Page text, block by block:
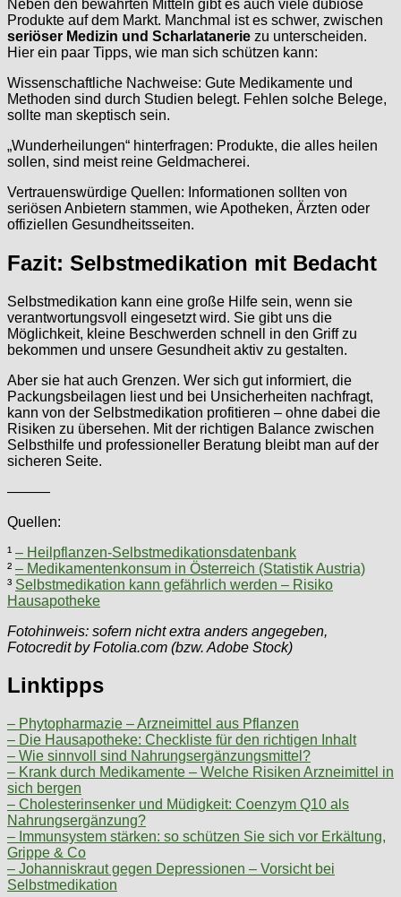
Neben den bewährten Mitteln gibt es auch viele dubiose
Produkte auf dem Markt. Manchmal ist es schwer, zwischen
seriöser Medizin und Scharlatanerie zu unterscheiden.
Hier ein paar Tipps, wie man sich schützen kann:
Wissenschaftliche Nachweise: Gute Medikamente und
Methoden sind durch Studien belegt. Fehlen solche Belege,
sollte man skeptisch sein.
„Wunderheilungen“ hinterfragen: Produkte, die alles heilen
sollen, sind meist reine Geldmacherei.
Vertrauenswürdige Quellen: Informationen sollten von
seriösen Anbietern stammen, wie Apotheken, Ärzten oder
offiziellen Gesundheitsseiten.
Fazit: Selbstmedikation mit Bedacht
Selbstmedikation kann eine große Hilfe sein, wenn sie
verantwortungsvoll eingesetzt wird. Sie gibt uns die
Möglichkeit, kleine Beschwerden schnell in den Griff zu
bekommen und unsere Gesundheit aktiv zu gestalten.
Aber sie hat auch Grenzen. Wer sich gut informiert, die
Packungsbeilagen liest und bei Unsicherheiten nachfragt,
kann von der Selbstmedikation profitieren – ohne dabei die
Risiken zu übersehen. Mit der richtigen Balance zwischen
Selbsthilfe und professioneller Beratung bleibt man auf der
sicheren Seite.
———
Quellen:
¹ – Heilpflanzen-Selbstmedikationsdatenbank
² – Medikamentenkonsum in Österreich (Statistik Austria)
³ Selbstmedikation kann gefährlich werden – Risiko
Hausapotheke
Fotohinweis: sofern nicht extra anders angegeben,
Fotocredit by Fotolia.com (bzw. Adobe Stock)
Linktipps
– Phytopharmazie – Arzneimittel aus Pflanzen
– Die Hausapotheke: Checkliste für den richtigen Inhalt
– Wie sinnvoll sind Nahrungsergänzungsmittel?
– Krank durch Medikamente – Welche Risiken Arzneimittel in
sich bergen
– Cholesterinsenker und Müdigkeit: Coenzym Q10 als
Nahrungsergänzung?
– Immunsystem stärken: so schützen Sie sich vor Erkältung,
Grippe & Co
– Johanniskraut gegen Depressionen – Vorsicht bei
Selbstmedikation